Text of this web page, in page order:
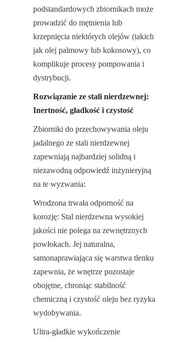
podstandardowych zbiornikach może
prowadzić do mętnienia lub
krzepnięcia niektórych olejów (takich
jak olej palmowy lub kokosowy), co
komplikuje procesy pompowania i
dystrybucji.
Rozwiązanie ze stali nierdzewnej:
Inertność, gładkość i czystość
Zbiorniki do przechowywania oleju
jadalnego ze stali nierdzewnej
zapewniają najbardziej solidną i
niezawodną odpowiedź inżynieryjną
na te wyzwania:
Wrodzona trwała odporność na
korozję: Stal nierdzewna wysokiej
jakości nie polega na zewnętrznych
powłokach. Jej naturalna,
samonaprawiająca się warstwa tlenku
zapewnia, że wnętrze pozostaje
obojętne, chroniąc stabilność
chemiczną i czystość oleju bez ryzyka
wydobywania.
Ultra-gładkie wykończenie